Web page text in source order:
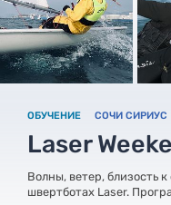
ОБУЧЕНИЕ СОЧИ СИРИУС
Laser
Волны, ветер, близость
швертботах Laser.